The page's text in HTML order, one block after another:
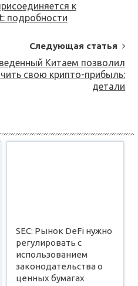
к
подробности
Следующая статья
Китаем позволил
свою крипто-прибыль:
детали
SEC: Рынок DeFi нужно
регулировать с
использованием
законодательства о
ценных бумагах